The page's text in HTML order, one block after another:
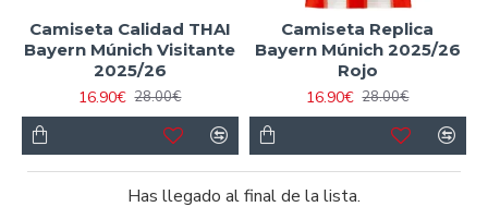
Camiseta Calidad THAI
Bayern Múnich Visitante
2025/26
16.90€ 28.00€
Camiseta Replica
Bayern Múnich 2025/26
Rojo
16.90€ 28.00€
Has llegado al final de la lista.